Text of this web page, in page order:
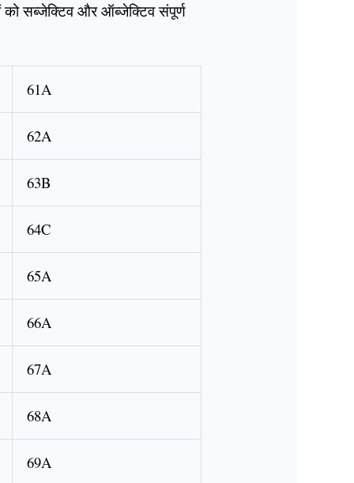
को सब्जेक्टिव और ऑब्जेक्टिव संपूर्ण
61A
62A
63B
64C
65A
66A
67A
68A
69A